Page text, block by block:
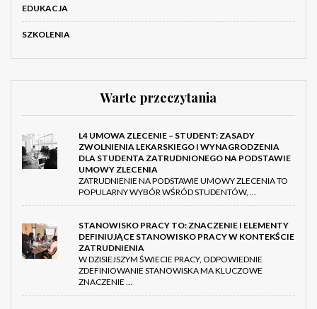
EDUKACJA
SZKOLENIA
Warte przeczytania
L4 UMOWA ZLECENIE – STUDENT: ZASADY
ZWOLNIENIA LEKARSKIEGO I WYNAGRODZENIA
DLA STUDENTA ZATRUDNIONEGO NA PODSTAWIE
UMOWY ZLECENIA
ZATRUDNIENIE NA PODSTAWIE UMOWY ZLECENIA TO
POPULARNY WYBÓR WŚRÓD STUDENTÓW, …
STANOWISKO PRACY TO: ZNACZENIE I ELEMENTY
DEFINIUJĄCE STANOWISKO PRACY W KONTEKŚCIE
ZATRUDNIENIA
W DZISIEJSZYM ŚWIECIE PRACY, ODPOWIEDNIE
ZDEFINIOWANIE STANOWISKA MA KLUCZOWE
ZNACZENIE …